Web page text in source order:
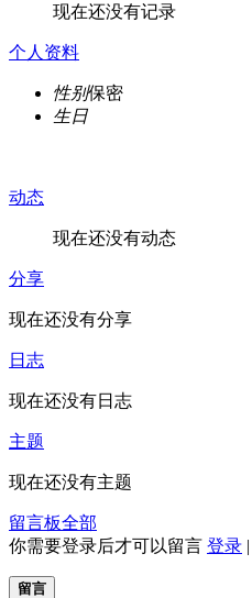
现在还没有记录
个人资料
性别保密
生日
动态
现在还没有动态
分享
现在还没有分享
日志
现在还没有日志
主题
现在还没有主题
留言板全部
你需要登录后才可以留言 登录 |
留言